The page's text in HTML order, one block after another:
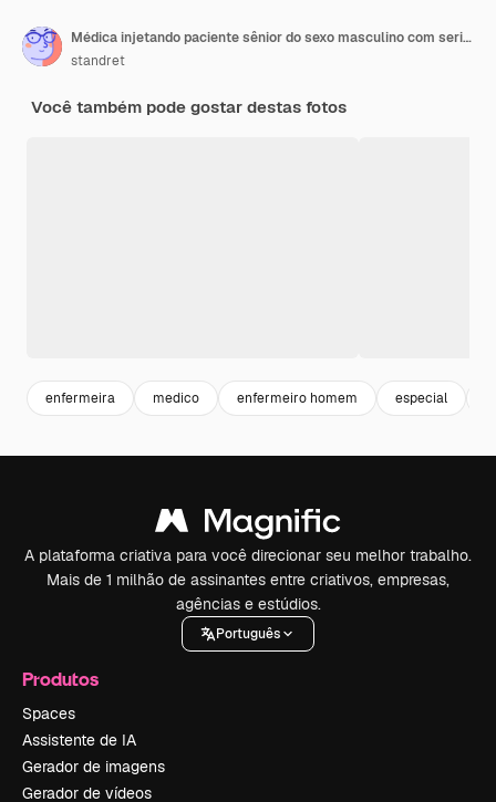
Médica injetando paciente sênior do sexo masculino com seringa na clínica.
standret
Você também pode gostar destas fotos
enfermeira medico enfermeiro homem especial
A plataforma criativa para você direcionar seu melhor trabalho.
Mais de 1 milhão de assinantes entre criativos, empresas,
agências e estúdios.
Português
Produtos
Spaces
Assistente de IA
Gerador de imagens
Gerador de vídeos